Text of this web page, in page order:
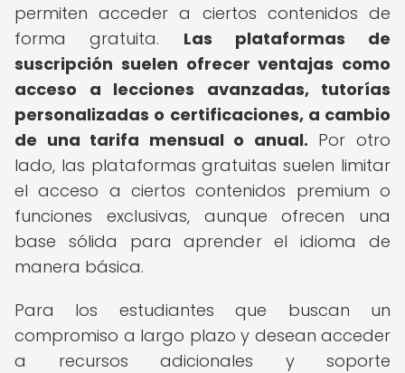
permiten acceder a ciertos contenidos de
forma gratuita. Las plataformas de
suscripción suelen ofrecer ventajas como
acceso a lecciones avanzadas, tutorías
personalizadas o certificaciones, a cambio
de una tarifa mensual o anual. Por otro
lado, las plataformas gratuitas suelen limitar
el acceso a ciertos contenidos premium o
funciones exclusivas, aunque ofrecen una
base sólida para aprender el idioma de
manera básica.
Para los estudiantes que buscan un
compromiso a largo plazo y desean acceder
a recursos adicionales y soporte